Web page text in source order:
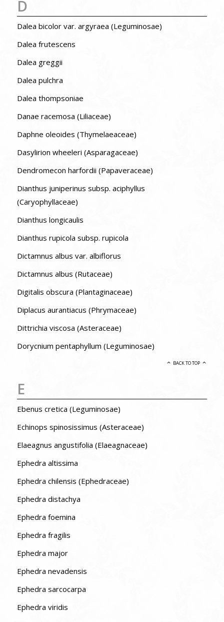
D
Dalea bicolor var. argyraea (Leguminosae)
Dalea frutescens
Dalea greggii
Dalea pulchra
Dalea thompsoniae
Danae racemosa (Liliaceae)
Daphne oleoides (Thymelaeaceae)
Dasylirion wheeleri (Asparagaceae)
Dendromecon harfordii (Papaveraceae)
Dianthus juniperinus subsp. aciphyllus
(Caryophyllaceae)
Dianthus longicaulis
Dianthus rupicola subsp. rupicola
Dictamnus albus var. albiflorus
Dictamnus albus (Rutaceae)
Digitalis obscura (Plantaginaceae)
Diplacus aurantiacus (Phrymaceae)
Dittrichia viscosa (Asteraceae)
Dorycnium pentaphyllum (Leguminosae)
BACK TO TOP
E
Ebenus cretica (Leguminosae)
Echinops spinosissimus (Asteraceae)
Elaeagnus angustifolia (Elaeagnaceae)
Ephedra altissima
Ephedra chilensis (Ephedraceae)
Ephedra distachya
Ephedra foemina
Ephedra fragilis
Ephedra major
Ephedra nevadensis
Ephedra sarcocarpa
Ephedra viridis